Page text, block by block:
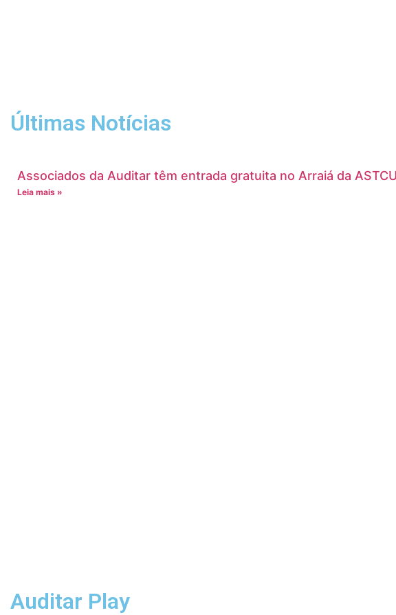
Últimas Notícias
Associados da Auditar têm entrada gratuita no Arraiá da
Leia mais »
Auditar Play